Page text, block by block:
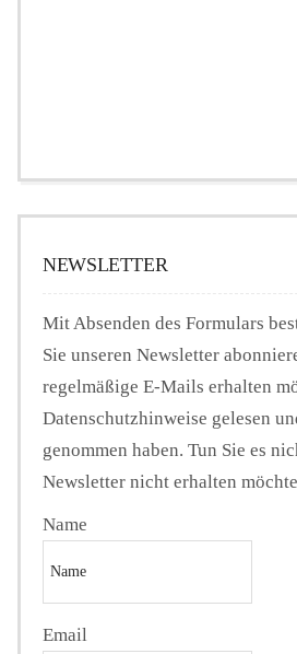
NEWSLETTER
Mit Absenden des Formulars
Sie unseren Newsletter
regelmäßige E-Mails erhalten
Datenschutzhinweise gelesen
genommen haben. Tun Sie es
Newsletter nicht erhalten
Name
Email